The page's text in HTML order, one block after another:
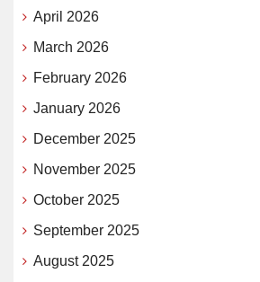
April 2026
March 2026
February 2026
January 2026
December 2025
November 2025
October 2025
September 2025
August 2025